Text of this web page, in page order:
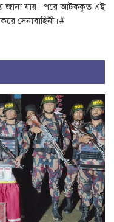
জানা যায়। পরে আটককৃত এই
সেনাবাহিনী।#